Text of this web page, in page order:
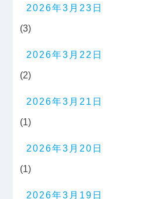
2026年3月23日
(3)
2026年3月22日
(2)
2026年3月21日
(1)
2026年3月20日
(1)
2026年3月19日